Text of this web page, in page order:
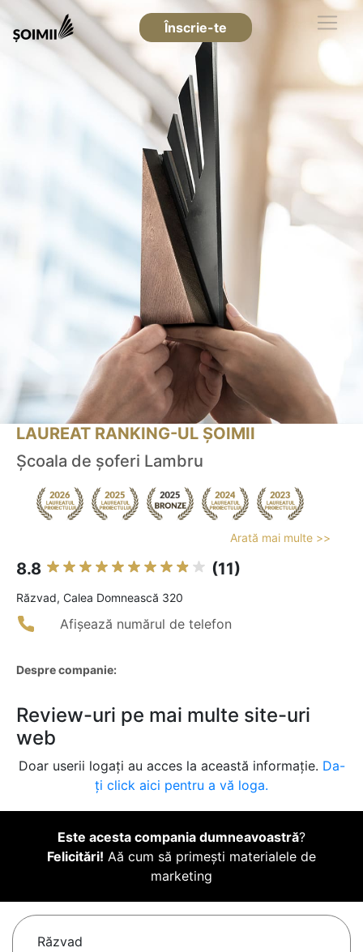
Înscrie-te
LAUREAT RANKING-UL ȘOIMII
Şcoala de şoferi Lambru
Arată mai multe >>
8.8 (11)
Răzvad, Calea Domnească 320
Afișează numărul de telefon
Despre companie:
Review-uri pe mai multe site-uri
web
Doar userii logați au acces la această informație. Da-
ți click aici pentru a vă loga.
Este acesta compania dumneavoastră?
Felicitări! Aă cum să primești materialele de
marketing
Răzvad